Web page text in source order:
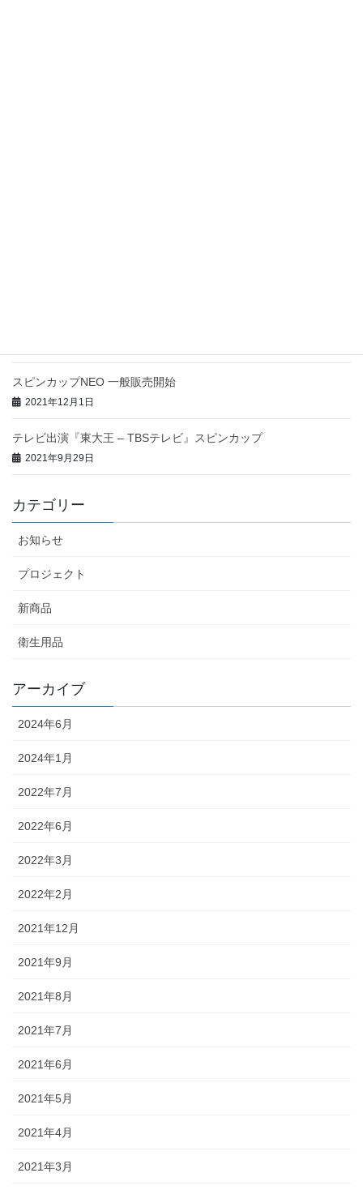
スピンカップNEO 一般販売開始
2021年12月1日
テレビ出演『東大王 – TBSテレビ』スピンカップ
2021年9月29日
カテゴリー
お知らせ
プロジェクト
新商品
衛生用品
アーカイブ
2024年6月
2024年1月
2022年7月
2022年6月
2022年3月
2022年2月
2021年12月
2021年9月
2021年8月
2021年7月
2021年6月
2021年5月
2021年4月
2021年3月